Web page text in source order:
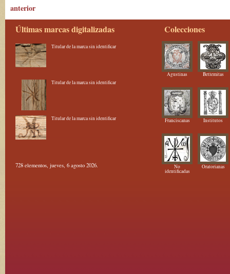
anterior
Últimas marcas digitalizadas
Titular de la marca sin identificar
Titular de la marca sin identificar
Titular de la marca sin identificar
728 elementos, jueves, 6 agosto 2026.
Colecciones
Agustinas Betlemitas
Franciscanas Institutos
No
identificadas
Oratorianas